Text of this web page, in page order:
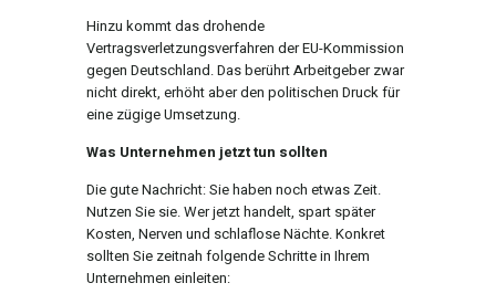
Hinzu kommt das drohende
Vertragsverletzungsverfahren der EU-Kommission
gegen Deutschland. Das berührt Arbeitgeber zwar
nicht direkt, erhöht aber den politischen Druck für
eine zügige Umsetzung.
Was Unternehmen jetzt tun sollten
Die gute Nachricht: Sie haben noch etwas Zeit.
Nutzen Sie sie. Wer jetzt handelt, spart später
Kosten, Nerven und schlaflose Nächte. Konkret
sollten Sie zeitnah folgende Schritte in Ihrem
Unternehmen einleiten: